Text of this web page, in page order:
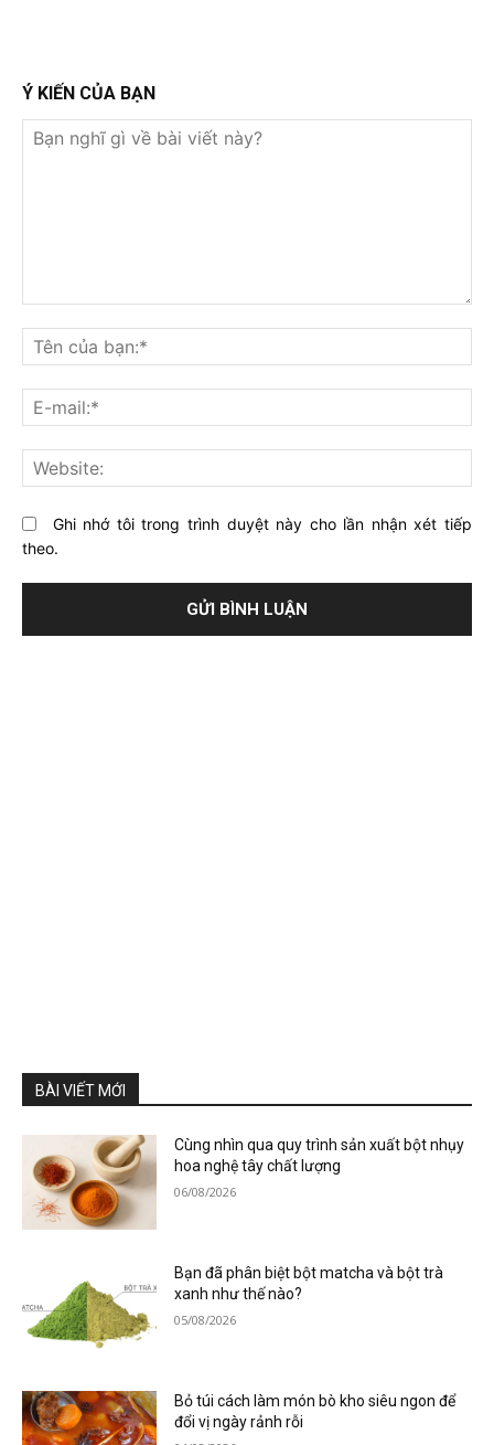
Ý KIẾN CỦA BẠN
nghĩ
gì
về
bài
viết
này?
Ghi nhớ tôi trong trình duyệt này cho lần nhận xét tiếp
theo.
BÀI VIẾT MỚI
Cùng nhìn qua quy trình sản xuất bột nhụy
hoa nghệ tây chất lượng
06/08/2026
Bạn đã phân biệt bột matcha và bột trà
xanh như thế nào?
05/08/2026
Bỏ túi cách làm món bò kho siêu ngon để
đổi vị ngày rảnh rỗi